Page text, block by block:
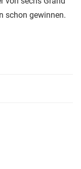
schon gewinnen.